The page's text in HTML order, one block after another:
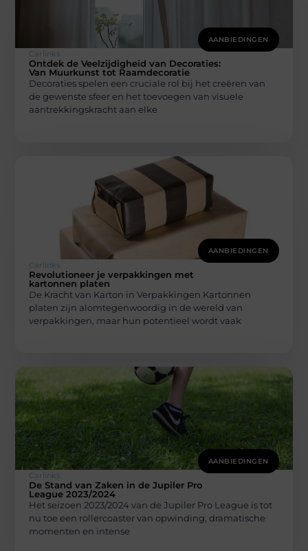
AANBIEDINGEN
Carlinks
Ontdek de Veelzijdigheid van Decoraties:
Van Muurkunst tot Raamdecoratie
Decoraties spelen een cruciale rol bij het creëren van
de gewenste sfeer en het toevoegen van visuele
aantrekkingskracht aan elke
AANBIEDINGEN
Carlinks
Revolutioneer je verpakkingen met
kartonnen platen
De Kracht van Karton in Verpakkingen Kartonnen
platen zijn alomtegenwoordig in de wereld van
verpakkingen, maar hun potentieel wordt vaak
AANBIEDINGEN
Carlinks
De Stand van Zaken in de Jupiler Pro
League 2023/2024
Het seizoen 2023/2024 van de Jupiler Pro League is tot
nu toe een rollercoaster van opwinding, dramatische
momenten en intense